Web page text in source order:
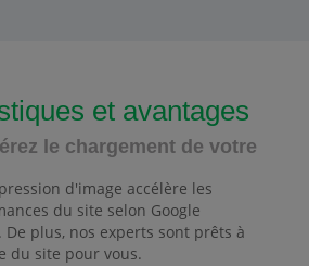
et avantages
le chargement de votre
d'image accélère les
du site selon Google
De plus, nos experts sont prêts à
du site pour vous.